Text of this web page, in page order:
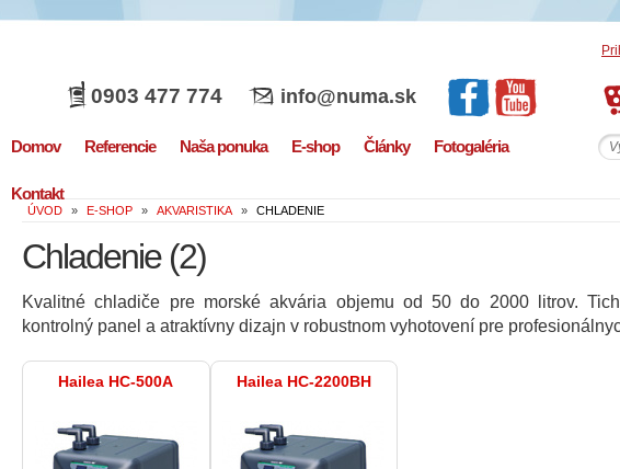
0903 477 774 info@numa.sk
Domov Referencie Naša ponuka E-shop Články Fotogaléria
Kontakt
ÚVOD » E-SHOP » AKVARISTIKA » CHLADENIE
Chladenie (2)
Kvalitné chladiče pre morské akvária objemu od 50 do 2000 litrov.
kontrolný panel a atraktívny dizajn v robustnom vyhotovení pre
Hailea HC-500A Hailea HC-2200BH